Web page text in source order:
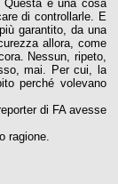
Questa é una cosa
di controllarle. E
garantito, da una
allora, come
Nessun, ripeto,
mai. Per cui, la
perché volevano
di FA avesse
ragione.